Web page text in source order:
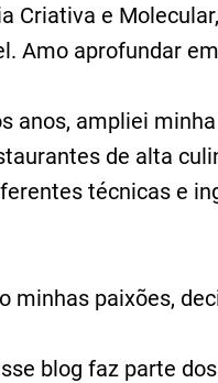
Criativa e
Amo aprofundar
anos, ampliei
de alta
técnicas e
minhas paixões,
blog faz parte